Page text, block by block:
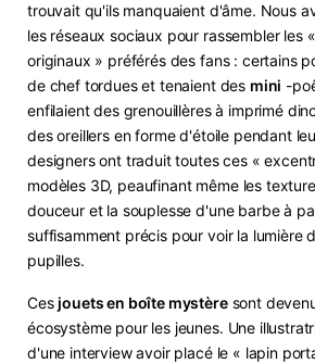
trouvait qu'ils manquaient d'âme. Nous
les réseaux sociaux pour rassembler les
originaux » préférés des fans : certains
de chef tordues et tenaient des mini -
enfilaient des grenouillères à imprimé
des oreillers en forme d'étoile pendant
designers ont traduit toutes ces «
modèles 3D, peaufinant même les
douceur et la souplesse d'une barbe à
suffisamment précis pour voir la lumière
pupilles.
Cesjouets en boîte mystèresont
écosystème pour les jeunes. Une
d'une interview avoir placé le « lapin